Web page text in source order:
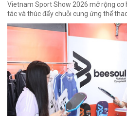
Vietnam Sport Show 2026 mở rộng cơ
tác và thúc đẩy chuỗi cung ứng thể